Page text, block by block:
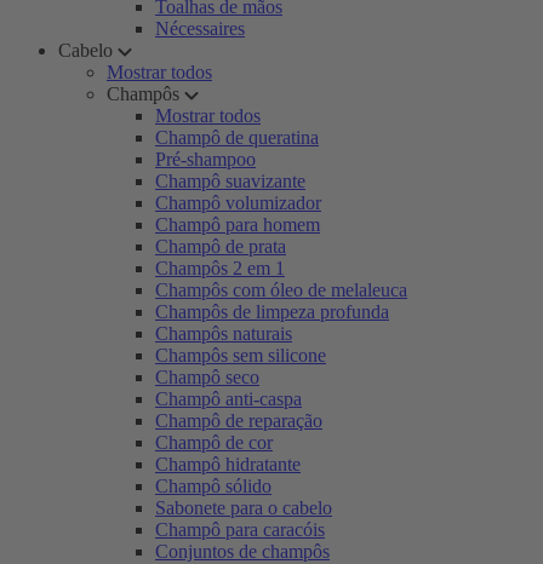
Toalhas de mãos
Nécessaires
Cabelo
Mostrar todos
Champôs
Mostrar todos
Champô de queratina
Pré-shampoo
Champô suavizante
Champô volumizador
Champô para homem
Champô de prata
Champôs 2 em 1
Champôs com óleo de melaleuca
Champôs de limpeza profunda
Champôs naturais
Champôs sem silicone
Champô seco
Champô anti-caspa
Champô de reparação
Champô de cor
Champô hidratante
Champô sólido
Sabonete para o cabelo
Champô para caracóis
Conjuntos de champôs